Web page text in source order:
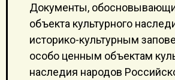
Документы,
объекта культурного
историко-культурным
особо ценным объектам
наследия народов